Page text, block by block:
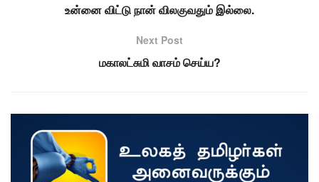
உன்னை விட்டு நான் விலகுவதும் இல்லை.
Next Post
மகாலட்சுமி வாசம் செய்ய?